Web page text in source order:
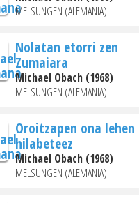
MELSUNGEN (ALEMANIA)
Nolatan etorri zen
Zumaiara
Michael Obach (1968)
MELSUNGEN (ALEMANIA)
Oroitzapen ona lehen
hilabeteez
Michael Obach (1968)
MELSUNGEN (ALEMANIA)